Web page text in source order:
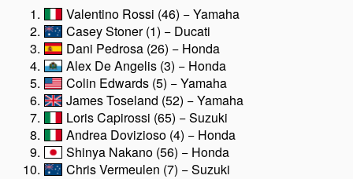
Valentino Rossi (46) − Yamaha
Casey Stoner (1) − Ducati
Dani Pedrosa (26) − Honda
Alex De Angelis (3) − Honda
Colin Edwards (5) − Yamaha
James Toseland (52) − Yamaha
Loris Capirossi (65) − Suzuki
Andrea Dovizioso (4) − Honda
Shinya Nakano (56) − Honda
Chris Vermeulen (7) − Suzuki